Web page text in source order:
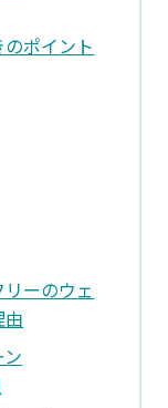
ポイント
ーのウェ